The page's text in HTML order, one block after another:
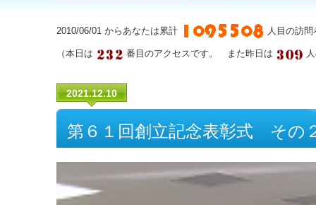
2010/06/01 からあなたは累計 人目の訪
（本日は 番目のアクセスです。 また昨日は
2021.12.10
第６１回創立記念表彰式 その